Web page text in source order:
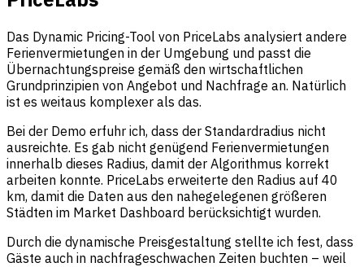
Das Dynamic Pricing-Tool von PriceLabs analysiert andere
Ferienvermietungen in der Umgebung und passt die
Übernachtungspreise gemäß den wirtschaftlichen
Grundprinzipien von Angebot und Nachfrage an. Natürlich
ist es weitaus komplexer als das.
Bei der Demo erfuhr ich, dass der Standardradius nicht
ausreichte. Es gab nicht genügend Ferienvermietungen
innerhalb dieses Radius, damit der Algorithmus korrekt
arbeiten konnte. PriceLabs erweiterte den Radius auf 40
km, damit die Daten aus den nahegelegenen größeren
Städten im Market Dashboard berücksichtigt wurden.
Durch die dynamische Preisgestaltung stellte ich fest, dass
Gäste auch in nachfrageschwachen Zeiten buchten – weil